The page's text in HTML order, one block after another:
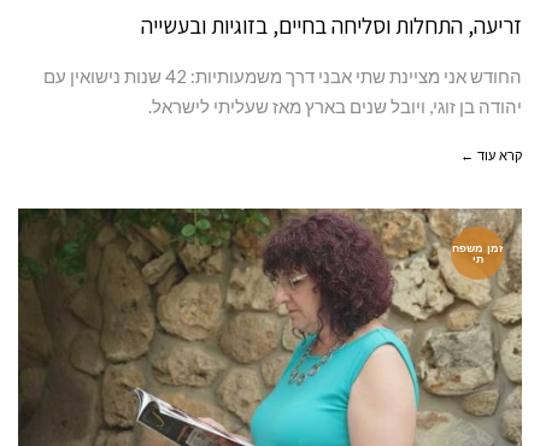
זריעה, התחלות וסליחה בחיים, בזוגיות ובעשייה
החודש אני מציינת שתי אבני דרך משמעותיות: 42 שנות נישואין עם
יהודה בן זוגי, ויובל שנים בארץ מאז שעליתי לישראל.
קרא עוד ←
זמן משפח
תי